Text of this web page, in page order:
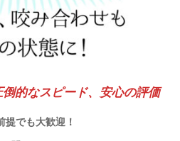
的なスピード、安心の評価
提でも大歓迎！